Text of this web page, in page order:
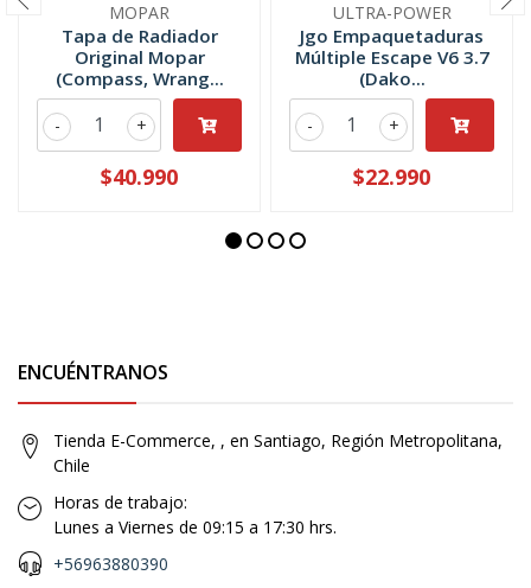
MOPAR
Tapa de Radiador
Original Mopar
(Compass, Wrang...
+
-
$40.990
ULTRA-POWER
Jgo Empaquetaduras
Múltiple Escape V6 3.7
(Dako...
+
-
$22.990
ENCUÉNTRANOS
Tienda E-Commerce, , en Santiago, Región Metropolitana,
Chile
Horas de trabajo:
Lunes a Viernes de 09:15 a 17:30 hrs.
+56963880390